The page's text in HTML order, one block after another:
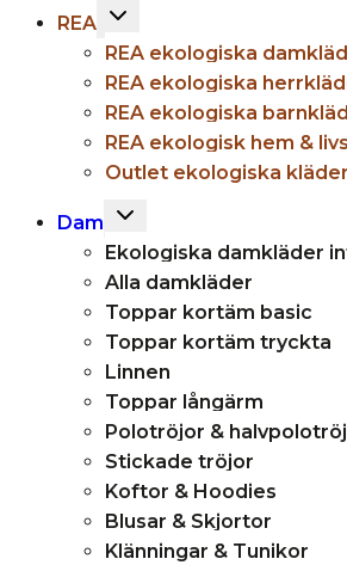
REA Toggle
menu
REA ekologiska
REA ekologiska
REA ekologiska
REA ekologisk hem &
Outlet ekologiska
Dam
Toggle
menu
Ekologiska damkläder
Alla damkläder
Toppar kortäm basic
Toppar kortäm tryckta
Linnen
Toppar långärm
Polotröjor &
Stickade tröjor
Koftor & Hoodies
Blusar & Skjortor
Klänningar & Tunikor